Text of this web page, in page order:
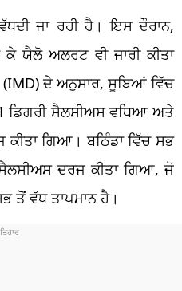
ਜਾ ਰਹੀ ਹੈ। ਇਸ ਦੌਰਾਨ,
ਯੈਲੋ ਅਲਰਟ ਵੀ ਜਾਰੀ ਕੀਤਾ
ਦੇ ਅਨੁਸਾਰ, ਸੂਬਿਆਂ ਵਿੱਚ
ਡਿਗਰੀ ਸੈਲਸੀਅਸ ਵਧਿਆ ਅਤੇ
ਗਿਆ। ਬਠਿੰਡਾ ਵਿੱਚ ਸਭ
ਦਰਜ ਕੀਤਾ ਗਿਆ, ਜੋ
ਤੋਂ ਵੱਧ ਤਾਪਮਾਨ ਹੈ।